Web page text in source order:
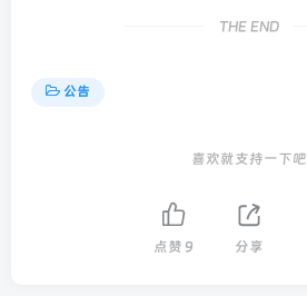
THE END
公告
喜欢就支持一下吧
点赞 9 分享